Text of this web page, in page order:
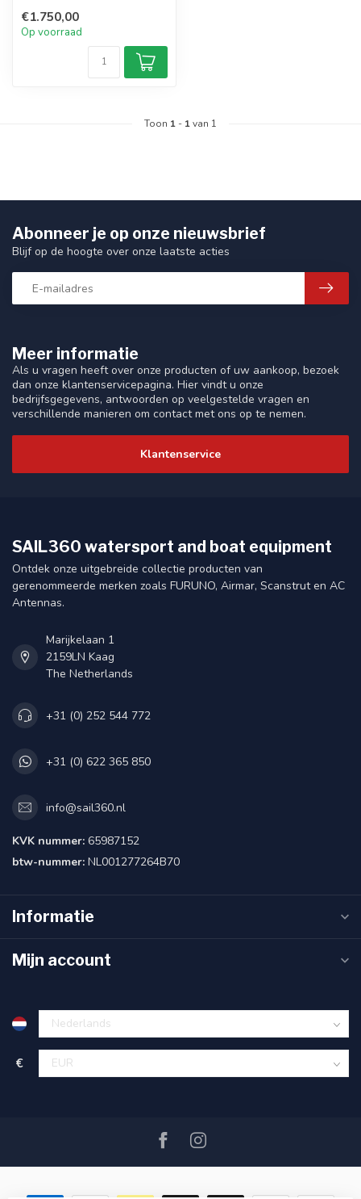
scher...
€1.750,00
Op voorraad
Toon 1 - 1van 1
Meer informatie
Als u vragen heeft over onze producten of uw aankoop, bezoek
dan onze klantenservicepagina. Hier vindt u onze
bedrijfsgegevens, antwoorden op veelgestelde vragen en
verschillende manieren om contact met ons op te nemen.
Klantenservice
Abonneer je op onze nieuwsbrief
Blijf op de hoogte over onze laatste acties
SAIL360 watersport and boat equipment
Ontdek onze uitgebreide collectie producten van
gerenommeerde merken zoals FURUNO, Airmar, Scanstrut en AC
Antennas.
Marijkelaan 1
2159LN Kaag
The Netherlands
+31 (0) 252 544 772
+31 (0) 622 365 850
info@sail360.nl
KVK nummer: 65987152
btw-nummer: NL001277264B70
Informatie
Mijn account
€